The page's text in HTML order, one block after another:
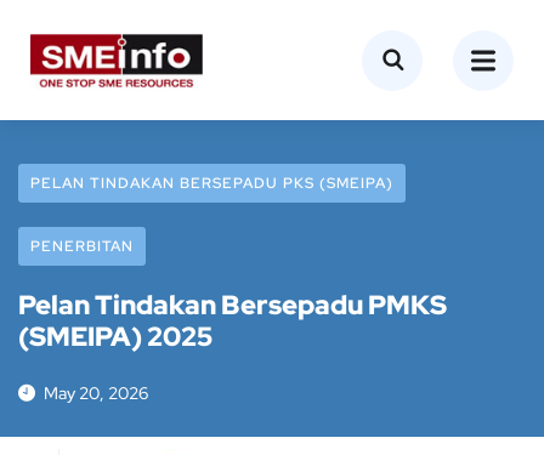
PELAN TINDAKAN BERSEPADU PKS (SMEIPA)
PENERBITAN
Pelan Tindakan Bersepadu PMKS
(SMEIPA) 2025
May 20, 2026